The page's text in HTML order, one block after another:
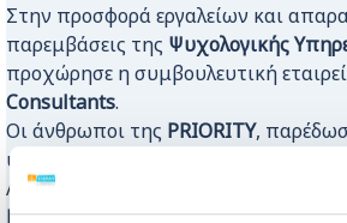
Στην προσφορά εργαλείων και
παρεμβάσεις της Ψυχολογικής
προχώρησε η συμβουλευτική
Consultants.
Οι άνθρωποι της PRIORITY,
υλικό στην Διευθύντρια Μονάδας
Αποκατάστασης Εγκεφαλικών Βλαβών,
Καττάμη.